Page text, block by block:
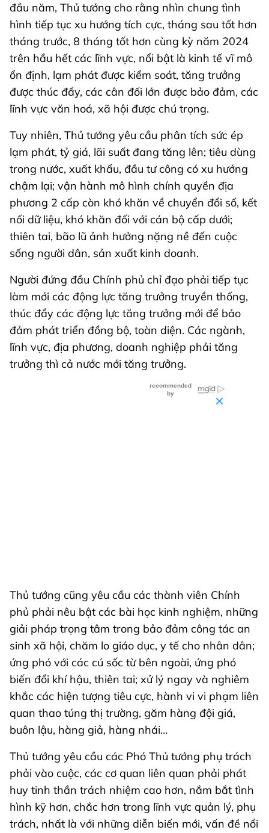
đầu năm, Thủ tướng cho rằng nhìn chung tình
hình tiếp tục xu hướng tích cực, tháng sau tốt hơn
tháng trước, 8 tháng tốt hơn cùng kỳ năm 2024
trên hầu hết các lĩnh vực, nổi bật là kinh tế vĩ mô
ổn định, lạm phát được kiểm soát, tăng trưởng
được thúc đẩy, các cân đối lớn được bảo đảm, các
lĩnh vực văn hoá, xã hội được chú trọng.
Tuy nhiên, Thủ tướng yêu cầu phân tích sức ép
lạm phát, tỷ giá, lãi suất đang tăng lên; tiêu dùng
trong nước, xuất khẩu, đầu tư công có xu hướng
chậm lại; vận hành mô hình chính quyền địa
phương 2 cấp còn khó khăn về chuyển đổi số, kết
nối dữ liệu, khó khăn đối với cán bộ cấp dưới;
thiên tai, bão lũ ảnh hưởng nặng nề đến cuộc
sống người dân, sản xuất kinh doanh.
Người đứng đầu Chính phủ chỉ đạo phải tiếp tục
làm mới các động lực tăng trưởng truyền thống,
thúc đẩy các động lực tăng trưởng mới để bảo
đảm phát triển đồng bộ, toàn diện. Các ngành,
lĩnh vực, địa phương, doanh nghiệp phải tăng
trưởng thì cả nước mới tăng trưởng.
Thủ tướng cũng yêu cầu các thành viên Chính
phủ phải nêu bật các bài học kinh nghiệm, những
giải pháp trọng tâm trong bảo đảm công tác an
sinh xã hội, chăm lo giáo dục, y tế cho nhân dân;
ứng phó với các cú sốc từ bên ngoài, ứng phó
biến đổi khí hậu, thiên tai; xử lý ngay và nghiêm
khắc các hiện tượng tiêu cực, hành vi vi phạm liên
quan thao túng thị trường, găm hàng đội giá,
buôn lậu, hàng giả, hàng nhái…
Thủ tướng yêu cầu các Phó Thủ tướng phụ trách
phải vào cuộc, các cơ quan liên quan phải phát
huy tinh thần trách nhiệm cao hơn, nắm bắt tình
hình kỹ hơn, chắc hơn trong lĩnh vực quản lý, phụ
trách, nhất là với những diễn biến mới, vấn đề nổi